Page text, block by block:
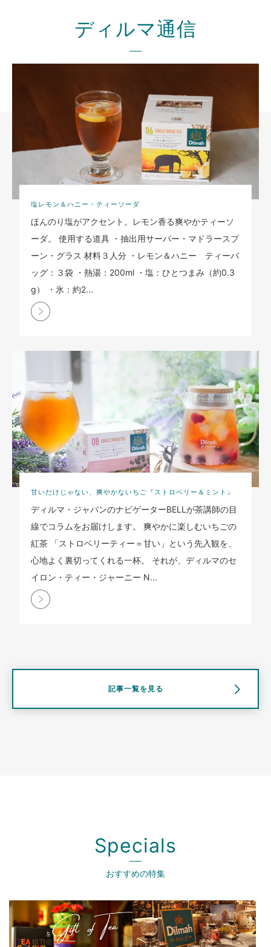
ディルマ通信
塩レモン＆ハニー・ティーソーダ
ほんのり塩がアクセント。レモン香る爽やかティーソ
ーダ。 使用する道具 ・抽出用サーバー・マドラースプ
ーン・グラス 材料３人分 ・レモン＆ハニー ティーバ
ッグ：３袋 ・熱湯：200ml ・塩：ひとつまみ（約0.3
g） ・氷：約2...
甘いだけじゃない、爽やかないちご『ストロベリー＆ミント』
ディルマ・ジャパンのナビゲーターBELLが茶講師の目
線でコラムをお届けします。 爽やかに楽しむいちごの
紅茶 「ストロベリーティー＝甘い」という先入観を、
心地よく裏切ってくれる一杯。 それが、ディルマのセ
イロン・ティー・ジャーニー N...
記事一覧を見る
Specials
おすすめの特集